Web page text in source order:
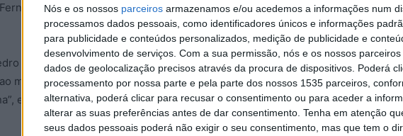
Nós e os nossos parceiros armazenamos e/ou acedemos a informações num
processamos dados pessoais, como identificadores únicos e informações
para publicidade e conteúdos personalizados, medição de publicidade e
desenvolvimento de serviços. Com a sua permissão, nós e os nossos
dados de geolocalização precisos através da procura de dispositivos. Poderá
processamento por nossa parte e pela parte dos nossos 1535 parceiros,
alternativa, poderá clicar para recusar o consentimento ou para aceder a
alterar as suas preferências antes de dar consentimento. Tenha em atenção
seus dados pessoais poderá não exigir o seu consentimento, mas que tem o
sucede a D. Antonino Dias, que havia renunciado por motivos de
Alexandre Simões Gouveia Fernandes nasceu a 22 de junho de 1969 em
momento o presidente do Conselho de Administração da Associação de
em Braga.